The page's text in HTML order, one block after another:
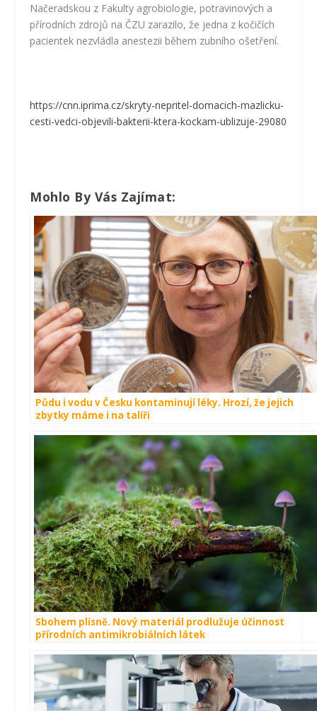
Načeradskou z Fakulty agrobiologie, potravinových a
přírodních zdrojů na ČZU zarazilo, že jedna z kočičích
pacientek nezvládla anestezii během zubního ošetření.
https://cnn.iprima.cz/skryty-nepritel-domacich-mazlicku-
cesti-vedci-objevili-bakterii-ktera-kockam-ublizuje-29080
Mohlo By Vás Zajímat:
Půdu i vodu v Česku kontaminují léky. Hrozí, že jejich
zbytky máme i na talíři
Sbohem plísně. Nový materiál prodlužuje účinnost
přírodních antimikrobiálních látek